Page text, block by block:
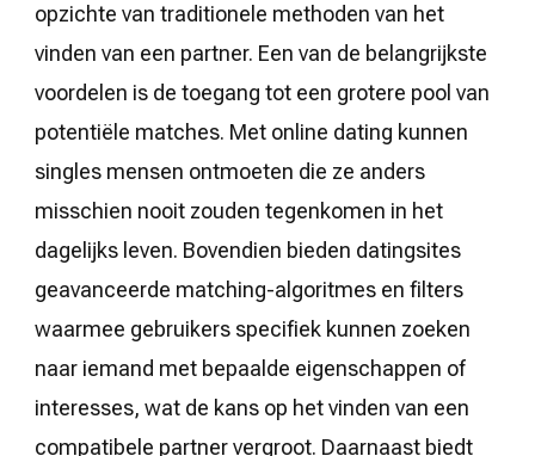
opzichte van traditionele methoden van het
vinden van een partner. Een van de belangrijkste
voordelen is de toegang tot een grotere pool van
potentiële matches. Met online dating kunnen
singles mensen ontmoeten die ze anders
misschien nooit zouden tegenkomen in het
dagelijks leven. Bovendien bieden datingsites
geavanceerde matching-algoritmes en filters
waarmee gebruikers specifiek kunnen zoeken
naar iemand met bepaalde eigenschappen of
interesses, wat de kans op het vinden van een
compatibele partner vergroot. Daarnaast biedt